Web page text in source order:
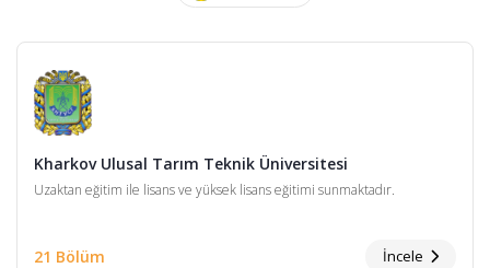
Kharkov Ulusal Tarım Teknik Üniversitesi
Uzaktan eğitim ile lisans ve yüksek lisans eğitimi sunmaktadır.
21 Bölüm İncele